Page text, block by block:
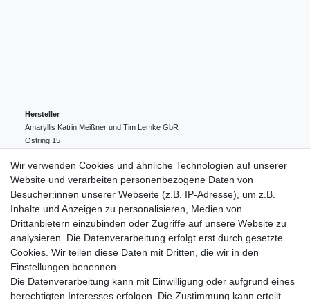
Hersteller
Amaryllis Katrin Meißner und Tim Lemke GbR
Ostring 15
004943548099856
amaryllis-eckernfoerde@t-online.de
EU-Verantwortlicher
Amaryllis Katrin Meißner und Tim Lemke GbR
Ostring
15
004943548099856
amaryllis-eckernfoerde@t-online.de
Wir verwenden Cookies und ähnliche Technologien auf unserer
Website und verarbeiten personenbezogene Daten von
Besucher:innen unserer Webseite (z.B. IP-Adresse), um z.B.
Inhalte und Anzeigen zu personalisieren, Medien von
Drittanbietern einzubinden oder Zugriffe auf unsere Website zu
analysieren. Die Datenverarbeitung erfolgt erst durch gesetzte
Cookies. Wir teilen diese Daten mit Dritten, die wir in den
Einstellungen benennen.
Die Datenverarbeitung kann mit Einwilligung oder aufgrund eines
berechtigten Interesses erfolgen. Die Zustimmung kann erteilt